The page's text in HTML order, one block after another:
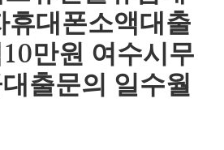
휴대폰소액대출
만원 여수시무
출문의 일수월